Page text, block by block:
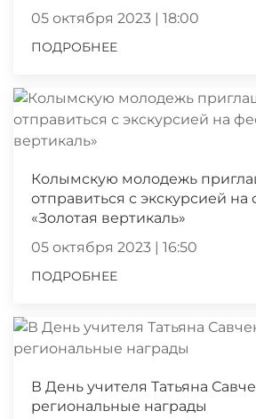
05 октября 2023 | 18:00
ПОДРОБНЕЕ
Колымскую молодежь
отправиться с экскурсией на
«Золотая вертикаль»
05 октября 2023 | 16:50
ПОДРОБНЕЕ
В День учителя Татьяна
региональные награды